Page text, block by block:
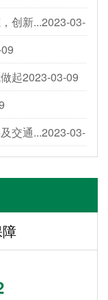
创新...2023-03-
起2023-03-09
交通...2023-03-